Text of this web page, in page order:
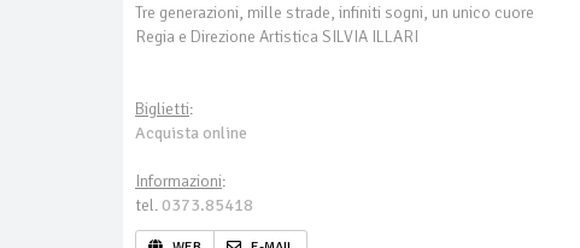
Tre generazioni, mille strade, infiniti sogni, un unico cuore
Regia e Direzione Artistica SILVIA ILLARI
Biglietti:
Acquista online
Informazioni:
tel. 0373.85418